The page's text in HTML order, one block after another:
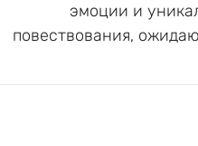
эмоции и
повествования,